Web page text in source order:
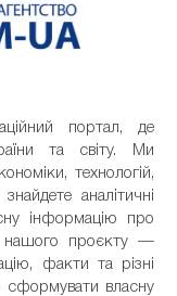
портал, де
та світу. Ми
технологій,
аналітичні
інформацію про
нашого проєкту —
факти та різні
сформувати власну